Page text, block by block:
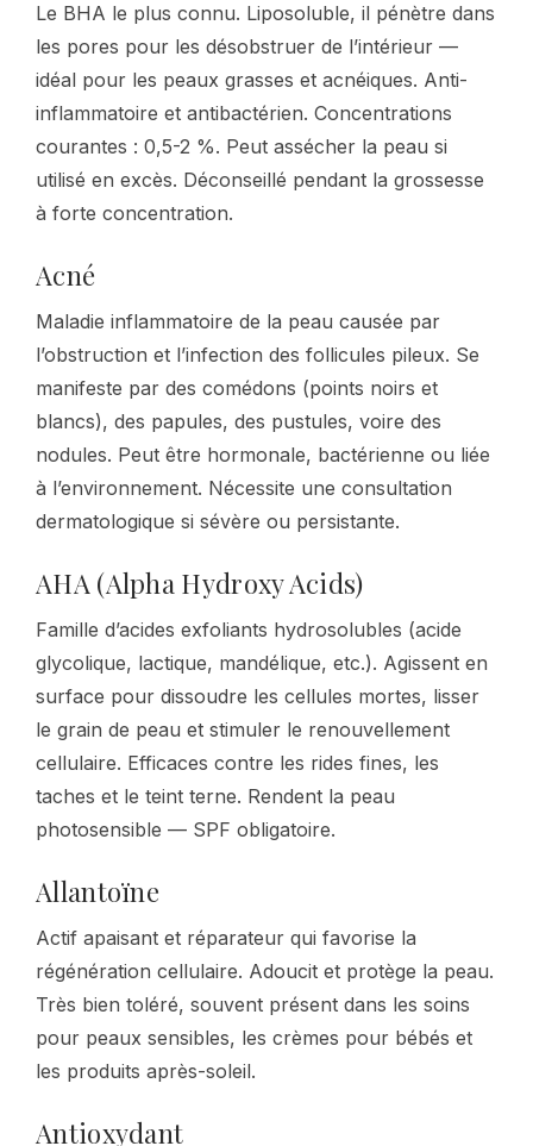
Le BHA le plus connu. Liposoluble, il pénètre dans
les pores pour les désobstruer de l’intérieur —
idéal pour les peaux grasses et acnéiques. Anti-
inflammatoire et antibactérien. Concentrations
courantes : 0,5-2 %. Peut assécher la peau si
utilisé en excès. Déconseillé pendant la grossesse
à forte concentration.
Acné
Maladie inflammatoire de la peau causée par
l’obstruction et l’infection des follicules pileux. Se
manifeste par des comédons (points noirs et
blancs), des papules, des pustules, voire des
nodules. Peut être hormonale, bactérienne ou liée
à l’environnement. Nécessite une consultation
dermatologique si sévère ou persistante.
AHA (Alpha Hydroxy Acids)
Famille d’acides exfoliants hydrosolubles (acide
glycolique, lactique, mandélique, etc.). Agissent en
surface pour dissoudre les cellules mortes, lisser
le grain de peau et stimuler le renouvellement
cellulaire. Efficaces contre les rides fines, les
taches et le teint terne. Rendent la peau
photosensible — SPF obligatoire.
Allantoïne
Actif apaisant et réparateur qui favorise la
régénération cellulaire. Adoucit et protège la peau.
Très bien toléré, souvent présent dans les soins
pour peaux sensibles, les crèmes pour bébés et
les produits après-soleil.
Antioxydant